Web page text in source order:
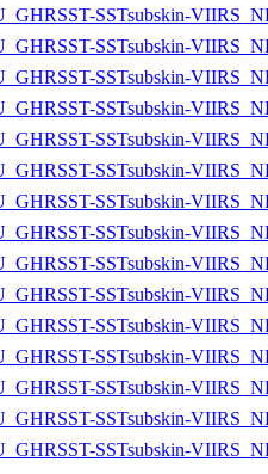
SSTsubskin-
SSTsubskin-
SSTsubskin-
SSTsubskin-
SSTsubskin-
SSTsubskin-
SSTsubskin-
SSTsubskin-
SSTsubskin-
SSTsubskin-
SSTsubskin-
SSTsubskin-
SSTsubskin-
SSTsubskin-
SSTsubskin-